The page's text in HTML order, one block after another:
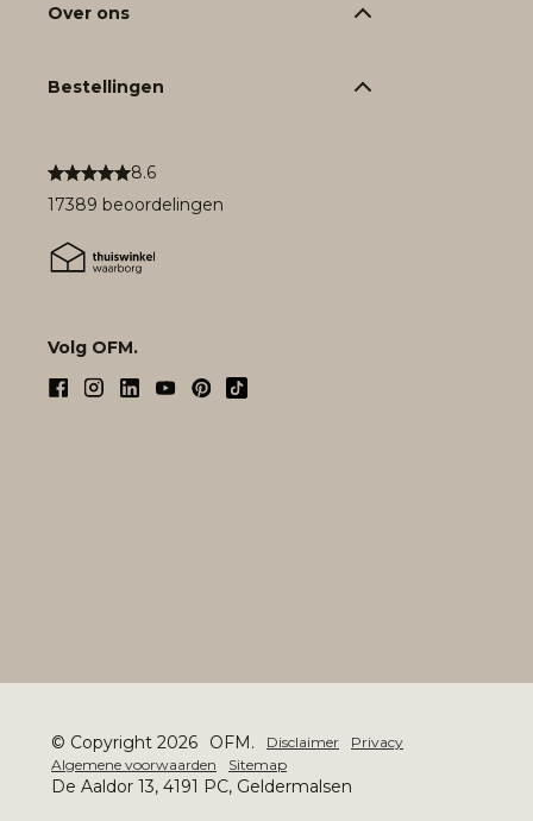
8.6
17389 beoordelingen
Volg OFM.
Over ons
Bestellingen
© Copyright 2026 OFM. Disclaimer
Privacy
Algemene voorwaarden
Sitemap
De Aaldor 13, 4191 PC, Geldermalsen